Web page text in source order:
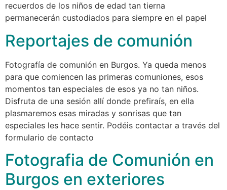
recuerdos de los niños de edad tan tierna
permanecerán custodiados para siempre en el papel
Reportajes de comunión
Fotografía de comunión en Burgos. Ya queda menos
para que comiencen las primeras comuniones, esos
momentos tan especiales de esos ya no tan niños.
Disfruta de una sesión allí donde prefiraís, en ella
plasmaremos esas miradas y sonrisas que tan
especiales les hace sentir. Podéis contactar a través del
formulario de contacto
Fotografia de Comunión en
Burgos en exteriores